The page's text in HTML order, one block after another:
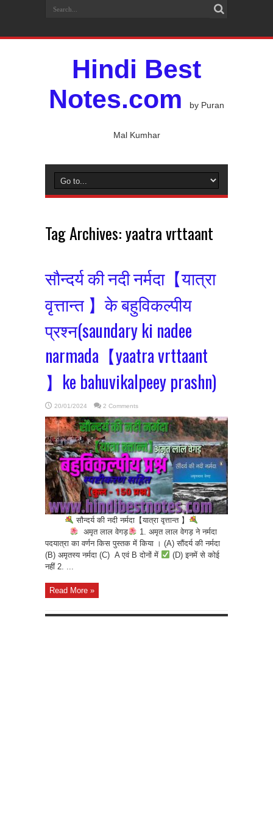
Hindi Best
Notes.com
by Puran
Mal Kumhar
Tag Archives:yaatra vrttaant
सौन्दर्य की नदी नर्मदा【यात्रा
वृत्तान्त 】के बहुविकल्पीय
प्रश्न(saundary ki nadee
narmada【yaatra vrttaant
】ke bahuvikalpeey prashn)
20/01/2024 2 Comments
सौन्दर्य की नदी नर्मदा【यात्रा वृत्तान्त 】
अमृत लाल वेगड़
1. अमृत लाल वेगड़ ने नर्मदा
पदयात्रा का वर्णन किस पुस्तक में किया । (A) सौंदर्य की नर्मदा
(B) अमृतस्य नर्मदा (C) A एवं B दोनों में
(D) इनमें से कोई
नहीं 2. ...
Read More »